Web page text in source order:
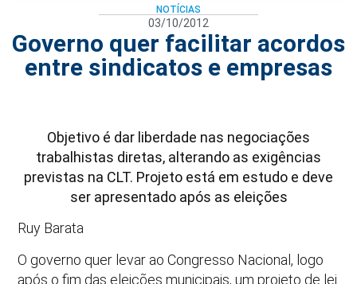
NOTÍCIAS
03/10/2012
Governo quer facilitar acordos
entre sindicatos e empresas
Objetivo é dar liberdade nas negociações
trabalhistas diretas, alterando as exigências
previstas na CLT. Projeto está em estudo e deve
ser apresentado após as eleições
Ruy Barata
O governo quer levar ao Congresso Nacional, logo
após o fim das eleições municipais, um projeto de lei